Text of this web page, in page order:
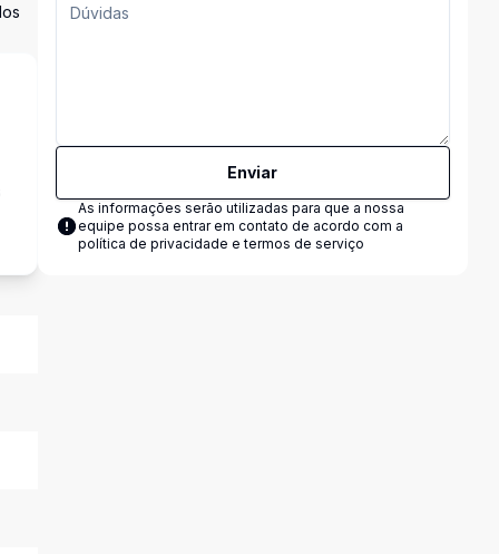
Enviar
As informações serão utilizadas para que a nossa
equipe possa entrar em contato de acordo com a
política de privacidade e termos de serviço